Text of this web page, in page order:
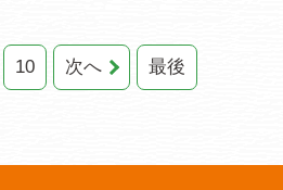
10 次へ 最後